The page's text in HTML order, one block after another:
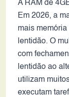
A RAM de
Em 2026, a
mais
lentidão. O
com
lentidão ao
utilizam
executam